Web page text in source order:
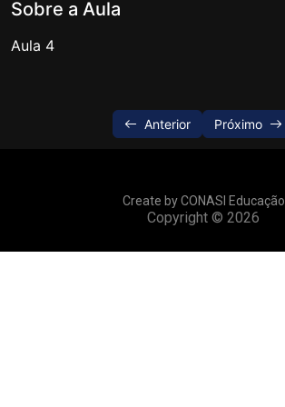
Sobre a Aula
Aula 4
Anterior Próximo
Create by CONASI Educação
Copyright © 2026